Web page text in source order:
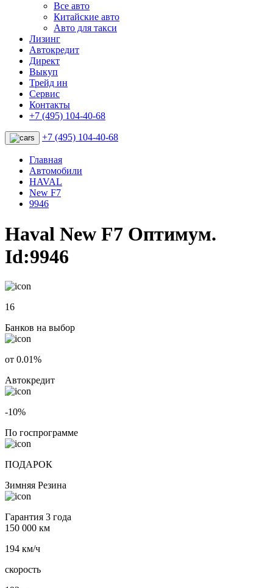
Все авто
Китайские авто
Авто для такси
Лизинг
Автокредит
Директ
Выкуп
Трейд ин
Сервис
Контакты
+7 (495) 104-40-68
+7 (495) 104-40-68
Главная
Автомобили
HAVAL
New F7
9946
Haval New F7 Оптимум.
Id:9946
16
Банков на выбор
от 0.01%
Автокредит
-10%
По госпрограмме
ПОДАРОК
Зимняя Резина
Гарантия 3 года
150 000 км
194 км/ч
скорость